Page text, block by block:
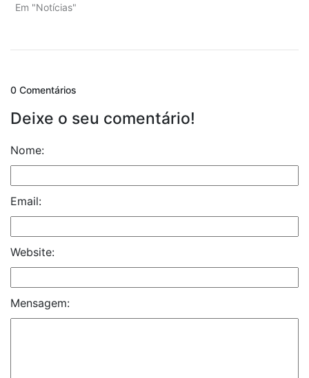
Em "Notícias"
0 Comentários
Deixe o seu comentário!
Nome:
Email:
Website:
Mensagem: